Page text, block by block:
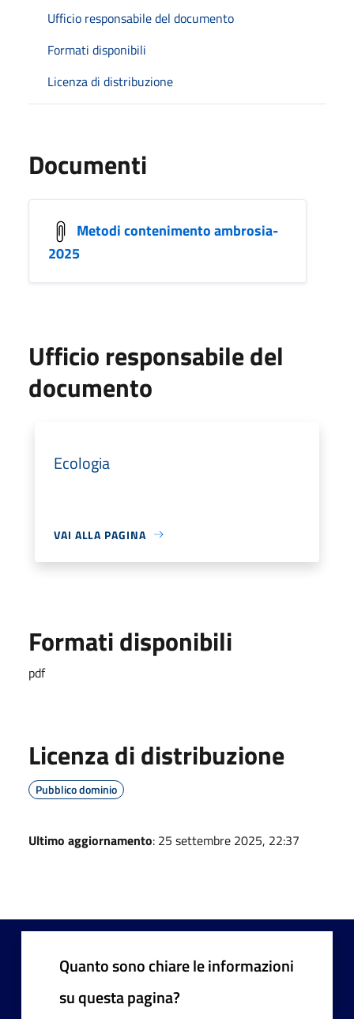
Ufficio responsabile del documento
Formati disponibili
Licenza di distribuzione
Documenti
Metodi contenimento ambrosia-
2025
Ufficio responsabile del
documento
Ecologia
VAI ALLA PAGINA
Formati disponibili
pdf
Licenza di distribuzione
Pubblico dominio
Ultimo aggiornamento: 25 settembre 2025, 22:37
Quanto sono chiare le informazioni
su questa pagina?